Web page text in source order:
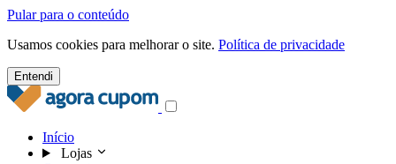
Pular para o conteúdo
Usamos cookies para melhorar o site. Política de privacidade
Entendi
Início
Lojas